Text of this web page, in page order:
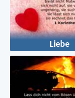
Liebe